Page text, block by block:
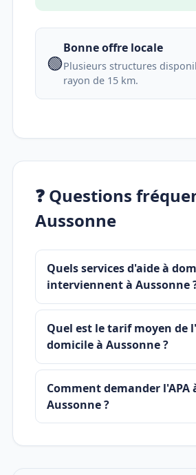
🟢
Bonne offre locale
Plusieurs structures
rayon de 15 km.
❓ Questions
Aussonne
Quels services d'aide à
interviennent à Aussonne
Quel est le tarif moyen de
domicile à Aussonne ?
Comment demander l'APA
Aussonne ?